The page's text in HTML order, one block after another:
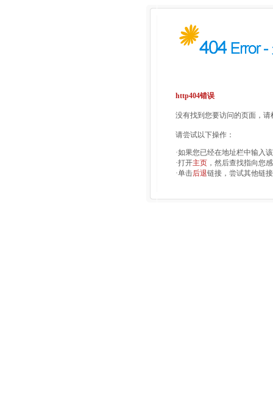
http404错误
没有找到您要访问的页面，
请尝试以下操作：
·如果您已经在地址栏中输入
·打开主页 ，然后查找指向您
·单击后退链接，尝试其他链